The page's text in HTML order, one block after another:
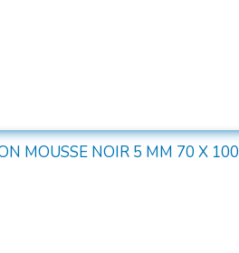
MOUSSE NOIR 5 MM 70 X 100